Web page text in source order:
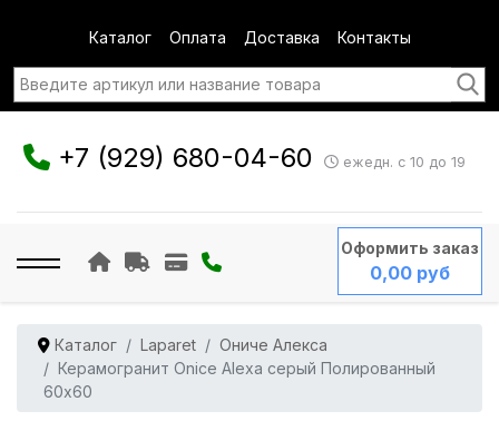
Каталог Оплата Доставка Контакты
+7 (929) 680-04-60 ежедн. с 10 до 19
Оформить заказ
0,00 руб
Каталог Laparet
Ониче Алекса
Керамогранит Onice Alexa серый Полированный
60x60